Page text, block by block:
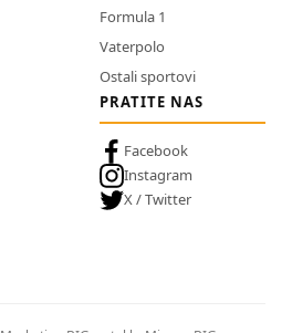
Formula 1
Vaterpolo
Ostali sportovi
PRATITE NAS
Facebook
Instagram
X / Twitter